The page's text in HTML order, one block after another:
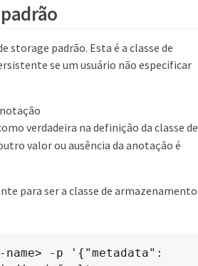
storage padrão. Esta é a classe de
se um usuário não especificar
verdadeira na definição da classe de
valor ou ausência da anotação é
para ser a classe de armazenamento
-p '{"metadata":